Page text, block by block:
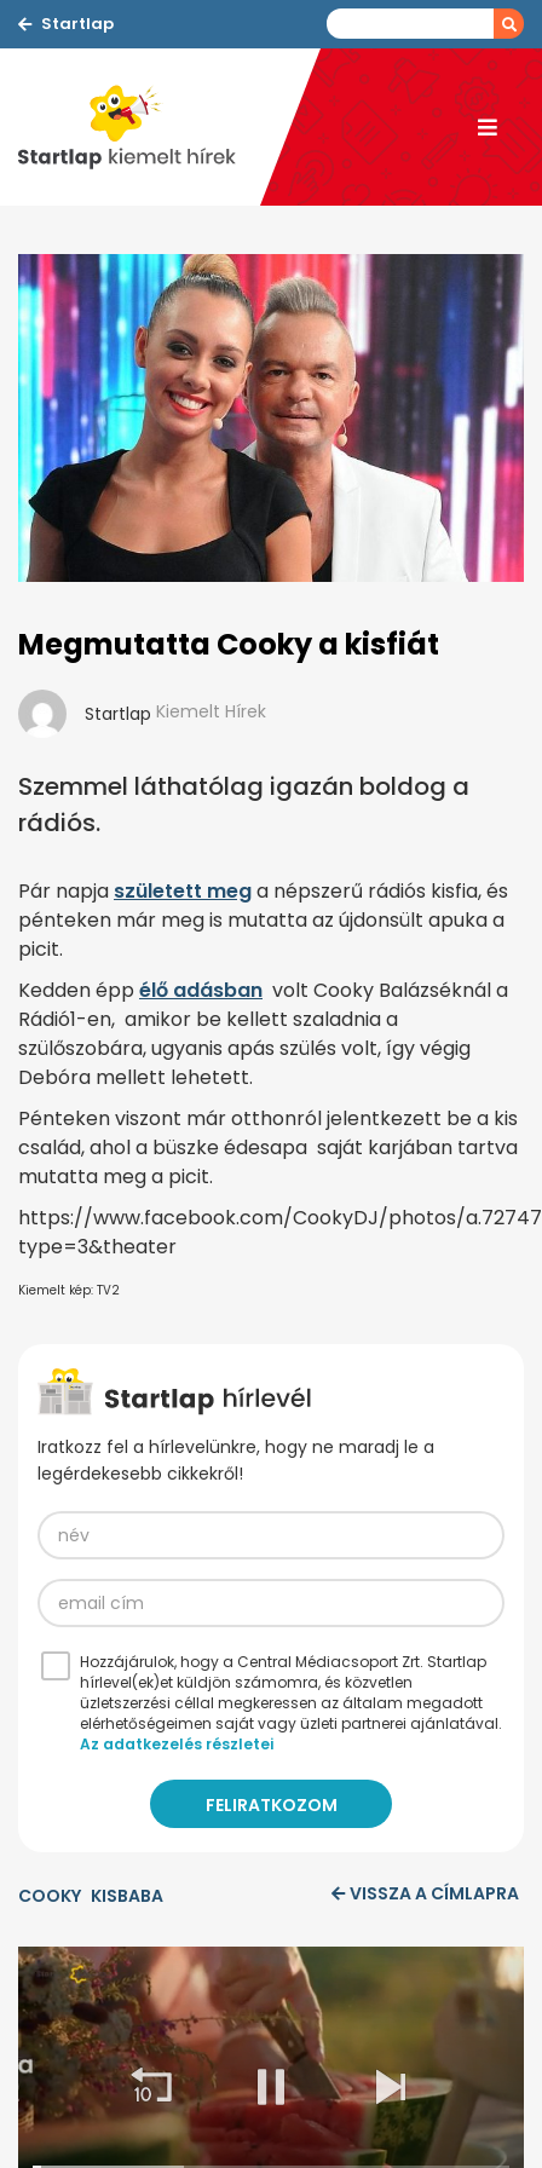
Startlap
Megmutatta Cooky a kisfiát
Startlap Kiemelt Hírek
Szemmel láthatólag igazán boldog a
rádiós.
Pár napja született mega népszerű rádiós kisfia, és
pénteken már meg is mutatta az újdonsült apuka a
picit.
Kedden épp élő adásban volt Cooky Balázséknál a
Rádió1-en, amikor be kellett szaladnia a
szülőszobára, ugyanis apás szülés volt, így végig
Debóra mellett lehetett.
Pénteken viszont már otthonról jelentkezett be a kis
család, ahol a büszke édesapa saját karjában tartva
mutatta meg a picit.
https://www.facebook.com/CookyDJ/photos/
type=3&theater
Kiemelt kép: TV2
Iratkozz fel a hírlevelünkre, hogy ne maradj le a
legérdekesebb cikkekről!
Hozzájárulok, hogy a Central Médiacsoport Zrt. Startlap
hírlevel(ek)et küldjön számomra, és közvetlen
üzletszerzési céllal megkeressen az általam megadott
elérhetőségeimen saját vagy üzleti partnerei ajánlatával.
Az adatkezelés részletei
COOKY KISBABA VISSZA A CÍMLAPRA